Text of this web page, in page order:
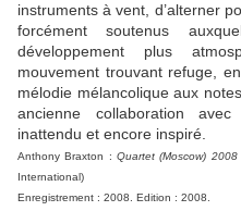
instruments à vent, d’alterner
forcément soutenus
développement plus
mouvement trouvant refuge,
mélodie mélancolique aux
ancienne collaboration avec
inattendu et encore inspiré.
Anthony Braxton :Quartet (Moscow)
International)
Enregistrement : 2008. Edition : 2008.